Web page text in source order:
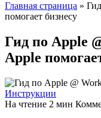
Главная страница »
помогает бизнесу
Гид по Apple
Apple
Инструкции
На чтение 2 мин